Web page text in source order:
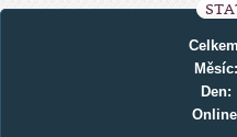
Měsíc:
Den: